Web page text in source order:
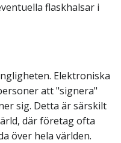
flaskhalsar i
Elektroniska
att "signera"
sig. Detta är särskilt
där företag ofta
över hela världen.